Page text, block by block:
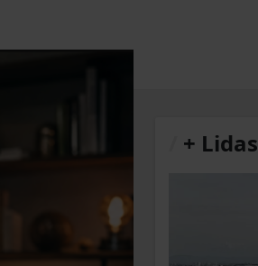
+ Lidas